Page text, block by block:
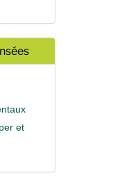
et